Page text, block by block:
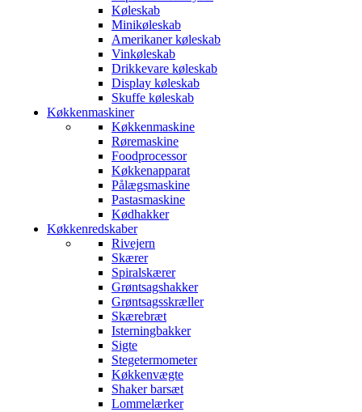
Køleskab
Minikøleskab
Amerikaner køleskab
Vinkøleskab
Drikkevare køleskab
Display køleskab
Skuffe køleskab
Køkkenmaskiner
Køkkenmaskine
Røremaskine
Foodprocessor
Køkkenapparat
Pålægsmaskine
Pastasmaskine
Kødhakker
Køkkenredskaber
Rivejern
Skærer
Spiralskærer
Grøntsagshakker
Grøntsagsskræller
Skærebræt
Isterningbakker
Sigte
Stegetermometer
Køkkenvægte
Shaker barsæt
Lommelærker